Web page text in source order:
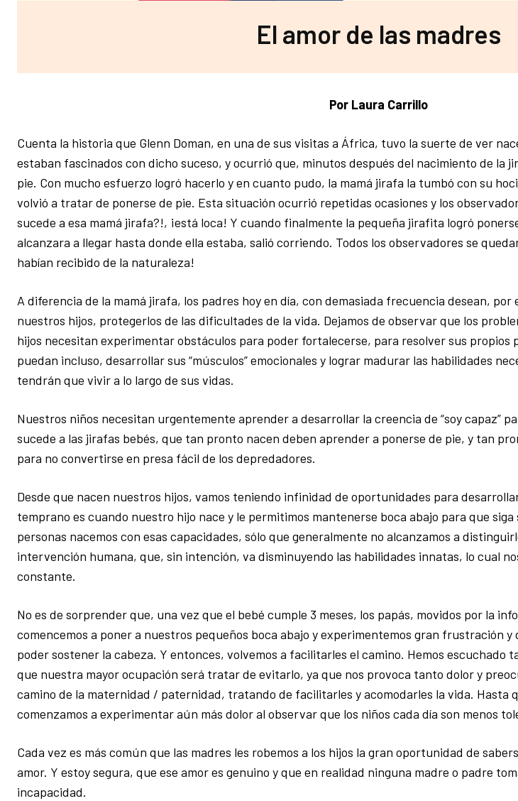
El amor de las madres
Por Laura Carrillo
Cuenta la historia que Glenn Doman, en una de sus visitas a África, tuvo la suerte de ver
estaban fascinados con dicho suceso, y ocurrió que, minutos después del nacimiento de la
pie. Con mucho esfuerzo logró hacerlo y en cuanto pudo, la mamá jirafa la tumbó con su
volvió a tratar de ponerse de pie. Esta situación ocurrió repetidas ocasiones y los
sucede a esa mamá jirafa?!, ¡está loca! Y cuando finalmente la pequeña jirafita logró
alcanzara a llegar hasta donde ella estaba, salió corriendo. Todos los observadores se
habían recibido de la naturaleza!
A diferencia de la mamá jirafa, los padres hoy en día, con demasiada frecuencia desean,
nuestros hijos, protegerlos de las dificultades de la vida. Dejamos de observar que los
hijos necesitan experimentar obstáculos para poder fortalecerse, para resolver sus propios
puedan incluso, desarrollar sus “músculos” emocionales y lograr madurar las habilidades
tendrán que vivir a lo largo de sus vidas.
Nuestros niños necesitan urgentemente aprender a desarrollar la creencia de “soy capaz”
sucede a las jirafas bebés, que tan pronto nacen deben aprender a ponerse de pie, y tan
para no convertirse en presa fácil de los depredadores.
Desde que nacen nuestros hijos, vamos teniendo infinidad de oportunidades para
temprano es cuando nuestro hijo nace y le permitimos mantenerse boca abajo para que
personas nacemos con esas capacidades, sólo que generalmente no alcanzamos a
intervención humana, que, sin intención, va disminuyendo las habilidades innatas, lo cual
constante.
No es de sorprender que, una vez que el bebé cumple 3 meses, los papás, movidos por la
comencemos a poner a nuestros pequeños boca abajo y experimentemos gran frustración
poder sostener la cabeza. Y entonces, volvemos a facilitarles el camino. Hemos escuchado
que nuestra mayor ocupación será tratar de evitarlo, ya que nos provoca tanto dolor y
camino de la maternidad / paternidad, tratando de facilitarles y acomodarles la vida. Hasta
comenzamos a experimentar aún más dolor al observar que los niños cada día son menos
Cada vez es más común que las madres les robemos a los hijos la gran oportunidad de
amor. Y estoy segura, que ese amor es genuino y que en realidad ninguna madre o padre
incapacidad.